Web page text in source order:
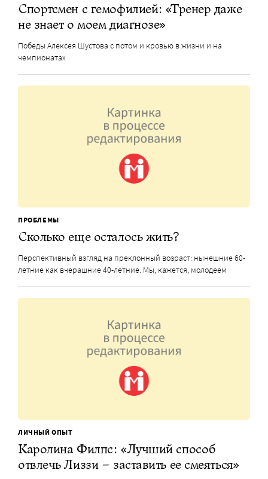
Спортсмен с гемофилией: «Тренер даже
не знает о моем диагнозе»
Победы Алексея Шустова с потом и кровью в жизни и на
чемпионатах
ПРОБЛЕМЫ
Сколько еще осталось жить?
Перспективный взгляд на преклонный возраст: нынешние 60-
летние как вчерашние 40-летние. Мы, кажется, молодеем
ЛИЧНЫЙ ОПЫТ
Каролина Филпс: «Лучший способ
отвлечь Лиззи – заставить ее смеяться»